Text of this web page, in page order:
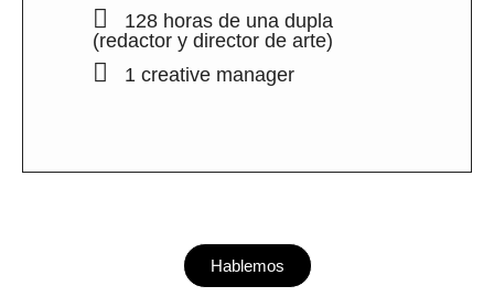
128 horas de una dupla
(redactor y director de arte)
1 creative manager
Hablemos